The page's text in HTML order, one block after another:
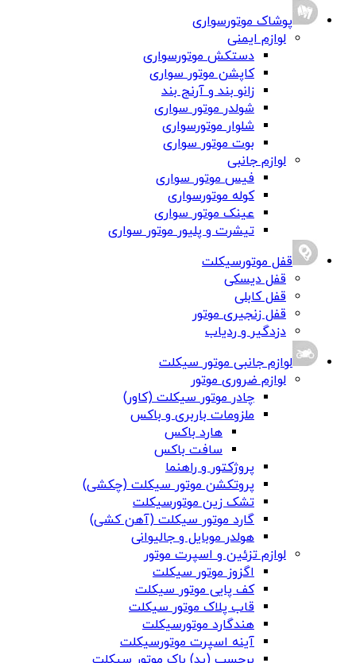
پوشاک موتورسواری
لوازم ایمنی
دستکش موتورسواری
کاپشن موتور سواری
زانو بند و آرنج بند
شولدر موتور سواری
شلوار موتورسواری
بوت موتور سواری
لوازم جانبی
فیس موتور سواری
کوله موتورسواری
عینک موتور سواری
تیشرت و پلیور موتور سواری
قفل موتورسیکلت
قفل دیسکی
قفل کابلی
قفل زنجیری موتور
دزدگیر و ردیاب
لوازم جانبی موتور سیکلت
لوازم ضروری موتور
چادر موتور سیکلت (کاور)
ملزومات باربری و باکس
هارد باکس
سافت باکس
پروژکتور و راهنما
پروتکشن موتور سیکلت (چکشی)
تشک زین موتورسیکلت
گارد موتور سیکلت (آهن کشی)
هولدر موبایل و جالیوانی
لوازم تزئین و اسپرت موتور
اگزوز موتور سیکلت
کف پایی موتور سیکلت
قاب پلاک موتور سیکلت
هندگارد موتورسیکلت
آینه اسپرت موتورسیکلت